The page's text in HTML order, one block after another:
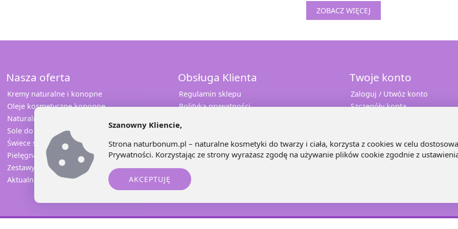
ZOBACZ WIĘCEJ
Nasza oferta
Kremy naturalne i konopne
Oleje kosmetyczne konopne
Naturalna pomadka
Sole do kąpieli
Świece sojowe i konopne
Pielęgnacja jamy ustnej
Zestawy prezentowe
Aktualne promocje
Obsługa Klienta
Regulamin sklepu
Polityka prywatności
Odbierz rabat 10%
Sprawdź opinie
Kontakt
Twoje konto
Zaloguj / Utwóz konto
Szczegóły konta
Szanowny Kliencie,
Strona naturbonum.pl – naturalne kosmetyki do twarzy i ciała, korzysta z cookies w celu
Prywatności. Korzystając ze strony wyrażasz zgodę na używanie plików cookie zgodnie z
AKCEPTUJĘ